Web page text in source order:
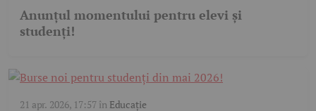
Anunțul momentului pentru elevi și
studenți!
21 apr. 2026, 17:57în Educație